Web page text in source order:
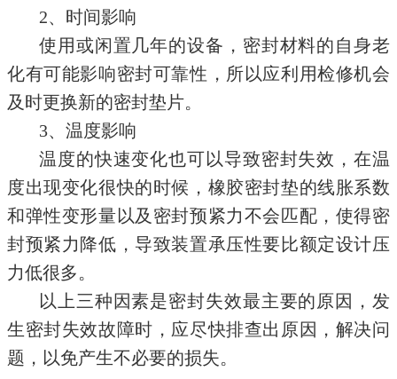
2、时间影响
使用或闲置几年的设备，密封材料的自身老
化有可能影响密封可靠性，所以应利用检修机会
及时更换新的密封垫片。
3、温度影响
温度的快速变化也可以导致密封失效，在温
度出现变化很快的时候，橡胶密封垫的线胀系数
和弹性变形量以及密封预紧力不会匹配，使得密
封预紧力降低，导致装置承压性要比额定设计压
力低很多。
以上三种因素是密封失效最主要的原因，发
生密封失效故障时，应尽快排查出原因，解决问
题，以免产生不必要的损失。